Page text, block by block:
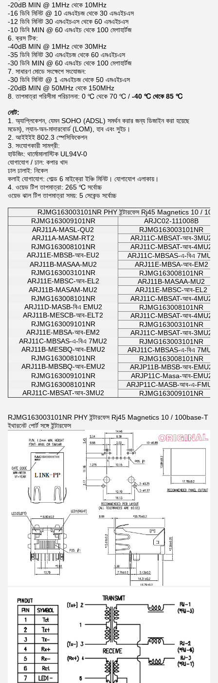
-20dB MIN @ 1MHz থেকে 10MHz
-16 ডিবি মিনিট @ 10 এমএইচজ থেকে 30 এমএইচএস
-12 ডিবি মিনিট 30 এমএইচএস থেকে 60 এমএইচএস
-10 ডিবি MIN @ 60 এমএইচ থেকে 100 মেগাহার্টজ
6. ক্রস টিক:
-40dB MIN @ 1MHz থেকে 30MHz
-35 ডিবি মিনিট 30 এমএইচজ থেকে 60 এমএইচএস
-30 ডিবি MIN @ 60 এমএইচ থেকে 100 মেগাহার্টজ
7. সাধারণ মোডে সংক্ষেপে সংযোজন:
-30 ডিবি মিনিট @ 1 এমএইচজ থেকে 50 এমএইচএস
-20dB MIN @ 50MHz থেকে 150MHz
8. তাপমাত্রা পরিসীমা পরিচালনা: 0 ℃ থেকে 70 ℃ / -40 ℃ থেকে 85 ℃
নোট:
1. অ্যাপ্লিকেশন, যেমন SOHO (ADSL) সমর্থন করার জন্য ডিজাইন করা হয়েছে
মডেম), ল্যান-অন-মাদারবোর্ড (LOM), হাব এবং সুইচ।
2. আইইইই 802.3 স্পেসিফিকেশন
3. সংযোগকারী সামগ্রী:
হাউজিং: থার্মোমালাস্টিক UL94V-0
যোগাযোগ / ঢাল: কপার খাদ
ঢাল ঢালাই: নিকেল
কলাই যোগাযোগ: গোল্ড 6 মাইক্রো ইঞ্চি মিনিট। যোগাযোগ এলাকায়।
4. ওয়েভ টিপ তাপমাত্রা: 265 ℃ সর্বোচ্চ
ওয়েভ ঝাল টিপ তাপমাত্রা সময়: 5 সেকেন্ড সর্বোচ্চ
RJMG163003101NR PHY ইন্টারফেস Rj45 Magnetics 10 /
RJMG163009101NR
ARJC02-111008B
ARJ11A-MASL-QU2
RJMG163003101NR
ARJ11A-MASM-RT2
ARJ11C-MBSAT-আব-3MU2
RJMG163008101NR
ARJ11C-MBSAT-আব-4MU2
ARJ11E-MBSB-আব-EU2
ARJ11C-MBSAS-এ-বিএ 7MU2
ARJ11B-MASAA-MU2
ARJ11E-MBSA-আব-EM2
RJMG163003101NR
RJMG163008101NR
ARJ11E-MBSC-আব-EL2
ARJ11B-MASAA-MU2
ARJ11B-MASAM-MU2
ARJ11E-MBSC-আব-EL2
RJMG163008101NR
ARJ11C-MBSAT-আব-4MU2
ARJ11D-MASB-বিএ EMU2
RJMG163008101NR
ARJ11B-MESCB-আব-ELT2
ARJ11C-MBSAT-আব-4MU2
RJMG163009101NR
RJMG163003101NR
ARJ11E-MBSA-আব-EM2
ARJ11C-MBSAT-আব-3MU2
ARJ11C-MBSAS-এ-বিএ 7MU2
RJMG163003101NR
ARJ11B-MESBQ-আব-EMU2
ARJ11C-MBSAS-এ-বিএ 7MU2
RJMG163008101NR
RJMG163008101NR
ARJ11B-MBSBQ-আব-EMU2
ARJP11B-MBSB-আব-EMU2
RJMG163009101NR
ARJP11C-Masa-আব-EMU2
RJMG163008101NR
ARJP11C-MASB-আব-এ-FMU2
ARJ11C-MBSAT-আব-3MU2
RJMG163009101NR
RJMG163003101NR PHY ইন্টারফেস Rj45 Magnetics 10 / 100base-T
ইথারনেট পোর্ট সঙ্গে ইন্টারফেস